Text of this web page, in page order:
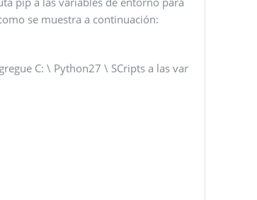
se muestra a continuación:
C: \ Python27 \ SCripts a las var